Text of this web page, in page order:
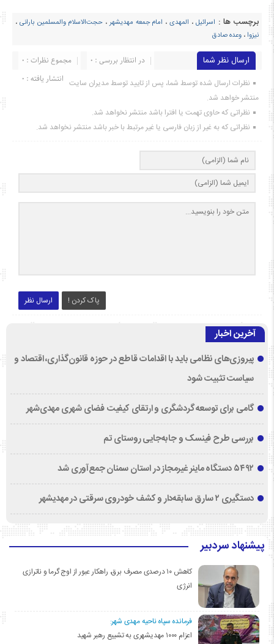
برچسب ها : اسرائیل ، المهدی ، امام جمعه مهدیشهر، حجت‌الاسلام والمسلمین بارانی ،
نیزوا ، وعده صادق
ارسال نظر شما مجموع نظرات : 0
در انتظار بررسی : 0
انتشار یافته : ۰ نظرات ارسال شده توسط شما، پس از تایید توسط مدیران سایت
منتشر خواهد شد.
نظراتی که حاوی تهمت یا افترا باشد منتشر نخواهد شد.
نظراتی که به غیر از زبان فارسی یا غیر مرتبط با خبر باشد منتشر نخواهد شد.
ارسال نظر پاک کردن !
آخرین اخبار
پیروزی‌های نظامی باید با اقدامات قاطع در حوزه قانون‌گذاری، اقتصاد و
سیاست تثبیت شود
گامی برای توسعه گردشگری و ارتقای کیفیت فضای شهری مهدی‌شهر
بررسی طرح فینسک و جابه‌جایی روستای تم
۵۴۹۲ دستگاه ماینر غیرمجاز در استان سمنان جمع‌آوری شد
دستگیری ۲ سارق سابقه‌دار و کشف خودروی سرقتی در مهدیشهر
پیشنهاد سردبیر
کاهش ۱۰ درصدی مصرف برق، راهکار عبور از اوج گرما و ناترازی
انرژی
فرمانده سپاه ناحیه مهدی شهر:
اعزام ۱۰۰۰ مهدیشهری به تشییع رهبر شهید